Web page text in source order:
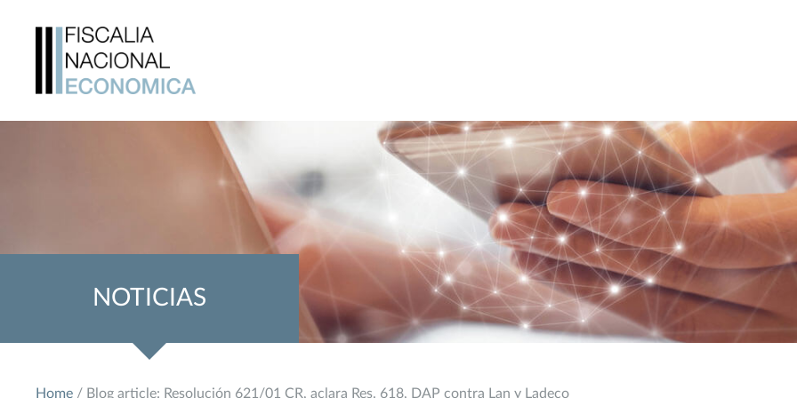
NOTICIAS
Home / Blog article: Resolución 621/01 CR, aclara Res. 618, DAP contra Lan y Ladeco